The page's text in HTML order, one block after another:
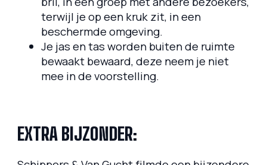
terwijl je op een kruk zit, in een
beschermde omgeving.
Je jas en tas worden buiten de ruimte
bewaakt bewaard, deze neem je niet
mee in de voorstelling.
EXTRA BIJZONDER: